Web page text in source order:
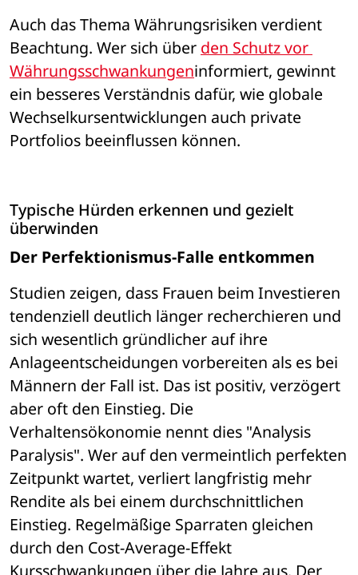
Auch das Thema Währungsrisiken verdient
Beachtung. Wer sich über den Schutz vor
Währungsschwankungeninformiert, gewinnt
ein besseres Verständnis dafür, wie globale
Wechselkursentwicklungen auch private
Portfolios beeinflussen können.
Typische Hürden erkennen und gezielt
überwinden
Der Perfektionismus-Falle entkommen
Studien zeigen, dass Frauen beim Investieren
tendenziell deutlich länger recherchieren und
sich wesentlich gründlicher auf ihre
Anlageentscheidungen vorbereiten als es bei
Männern der Fall ist. Das ist positiv, verzögert
aber oft den Einstieg. Die
Verhaltensökonomie nennt dies "Analysis
Paralysis". Wer auf den vermeintlich perfekten
Zeitpunkt wartet, verliert langfristig mehr
Rendite als bei einem durchschnittlichen
Einstieg. Regelmäßige Sparraten gleichen
durch den Cost-Average-Effekt
Kursschwankungen über die Jahre aus. Der